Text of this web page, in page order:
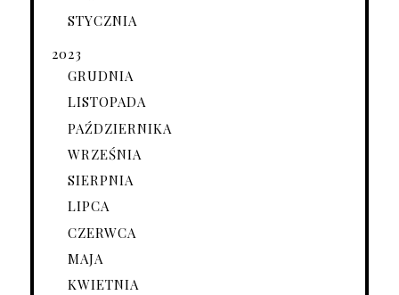
STYCZNIA
2023
GRUDNIA
LISTOPADA
PAŹDZIERNIKA
WRZEŚNIA
SIERPNIA
LIPCA
CZERWCA
MAJA
KWIETNIA